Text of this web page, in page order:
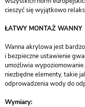
cieszyć się wyjątkowo
ŁATWY MONTAŻ WANNY
Wanna akrylowa jest
i bezpieczne ustawienie
umożliwia
niezbędne elementy, takie
odprowadzenia wody do
Wymiary: